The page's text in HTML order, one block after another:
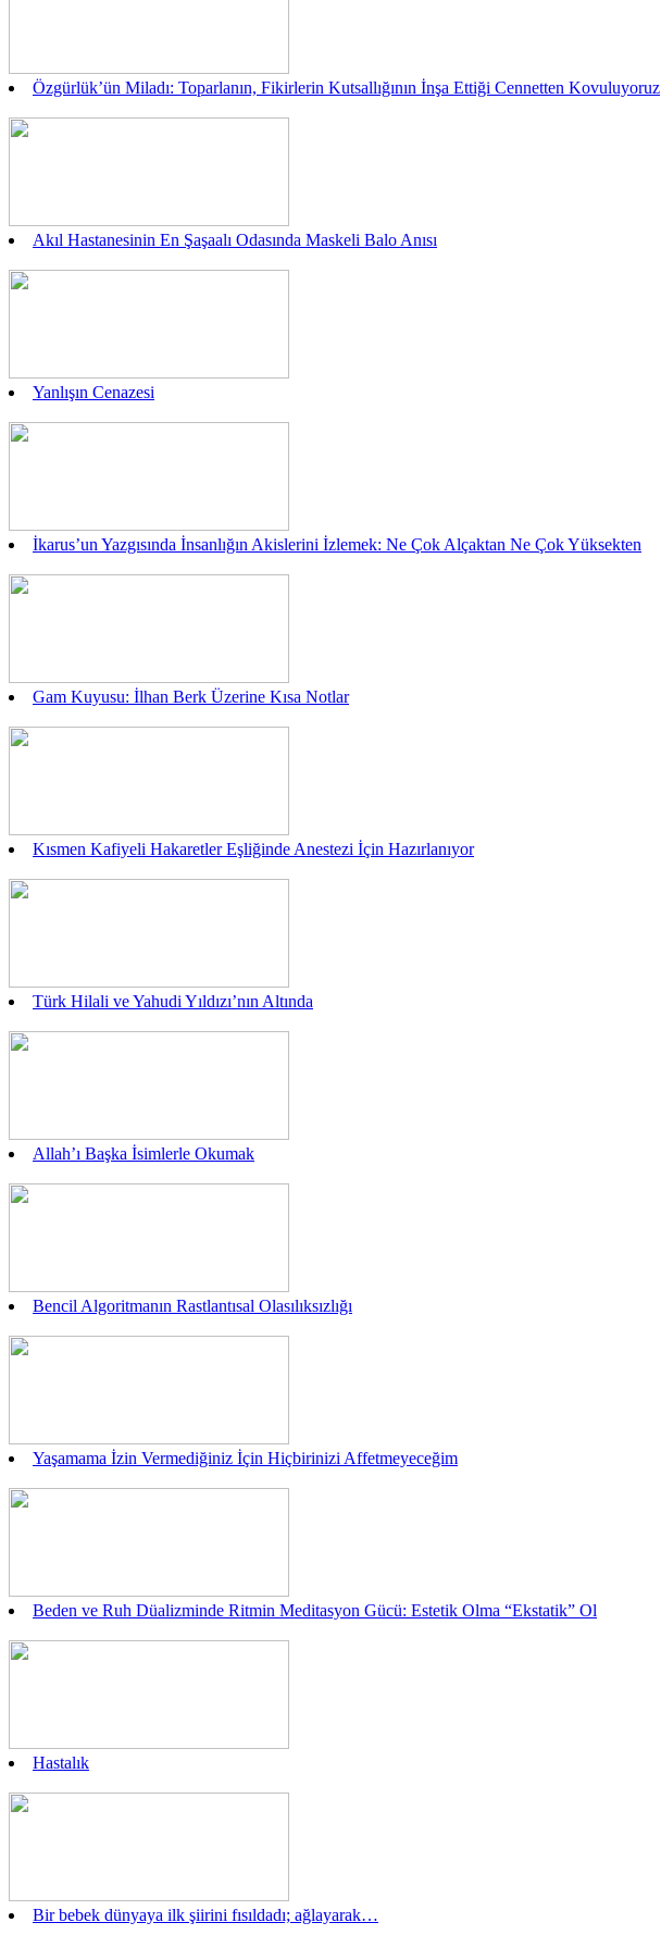
Özgürlük’ün Miladı: Toparlanın, Fikirlerin Kutsallığının İnşa Ettiği Cennetten Kovuluyoruz
Akıl Hastanesinin En Şaşaalı Odasında Maskeli Balo Anısı
Yanlışın Cenazesi
İkarus’un Yazgısında İnsanlığın Akislerini İzlemek: Ne Çok Alçaktan Ne Çok Yüksekten
Gam Kuyusu: İlhan Berk Üzerine Kısa Notlar
Kısmen Kafiyeli Hakaretler Eşliğinde Anestezi İçin Hazırlanıyor
Türk Hilali ve Yahudi Yıldızı’nın Altında
Allah’ı Başka İsimlerle Okumak
Bencil Algoritmanın Rastlantısal Olasılıksızlığı
Yaşamama İzin Vermediğiniz İçin Hiçbirinizi Affetmeyeceğim
Beden ve Ruh Düalizminde Ritmin Meditasyon Gücü: Estetik Olma “Ekstatik” Ol
Hastalık
Bir bebek dünyaya ilk şiirini fısıldadı; ağlayarak…